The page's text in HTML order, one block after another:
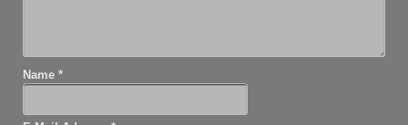
Name*